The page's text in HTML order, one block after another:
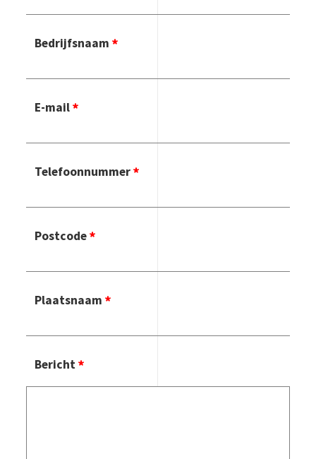
Bedrijfsnaam
E-mail
Telefoonnummer
Postcode
Plaatsnaam
Bericht